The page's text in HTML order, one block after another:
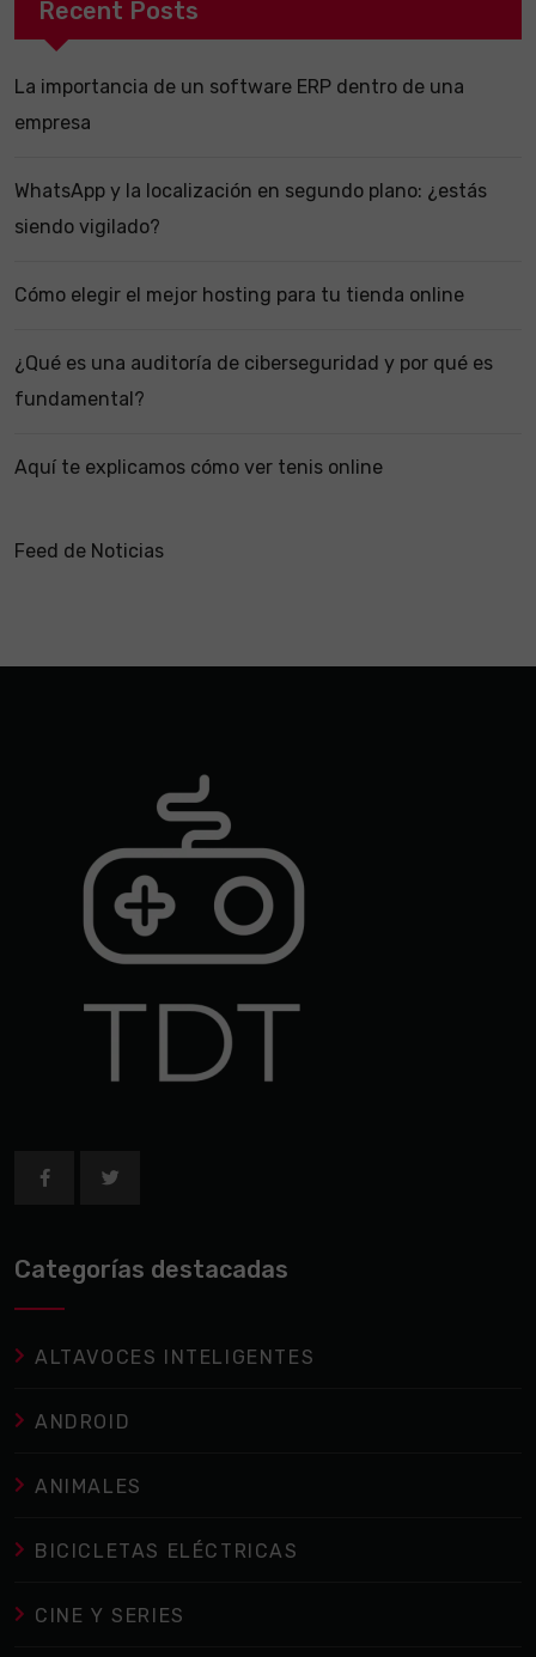
Recent Posts
La importancia de un software ERP dentro de una
empresa
WhatsApp y la localización en segundo plano: ¿estás
siendo vigilado?
Cómo elegir el mejor hosting para tu tienda online
¿Qué es una auditoría de ciberseguridad y por qué es
fundamental?
Aquí te explicamos cómo ver tenis online
Feed de Noticias
Categorías destacadas
ALTAVOCES INTELIGENTES
ANDROID
ANIMALES
BICICLETAS ELÉCTRICAS
CINE Y SERIES